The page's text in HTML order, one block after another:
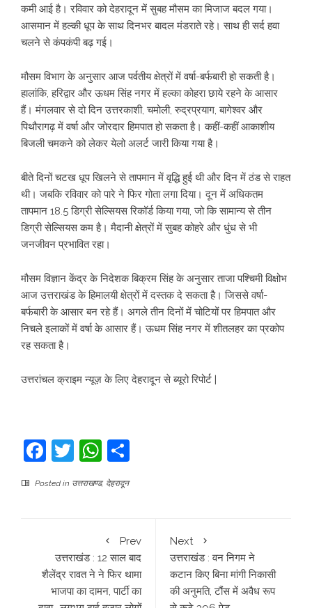
कमी आई है। रविवार को देहरादून में सुबह मौसम का मिजाज बदल गया।
आसमान में हल्की धूप के साथ दिनभर बादल मंडराते रहे। साथ ही सर्द हवा
चलने से कंपकंपी बढ़ गई।
मौसम विभाग के अनुसार आज पर्वतीय क्षेत्रों में वर्षा-बर्फबारी हो सकती है।
हालांकि, हरिद्वार और ऊधम सिंह नगर में हल्का कोहरा छाये रहने के आसार
हैं। मंगलवार से दो दिन उत्तरकाशी, चमोली, रुद्रप्रयाग, बागेश्वर और
पिथौरागढ़ में वर्षा और जोरदार हिमपात हो सकता है। कहीं-कहीं आकाशीय
बिजली चमकने को लेकर येलो अलर्ट जारी किया गया है।
बीते दिनों चटख धूप खिलने से तापमान में वृद्धि हुई थी और दिन में ठंड से राहत
थी। जबकि रविवार को पारे ने फिर गोता लगा दिया। दून में अधिकतम
तापमान 18.5 डिग्री सेल्सियस रिकॉर्ड किया गया, जो कि सामान्य से तीन
डिग्री सेल्सियस कम है। मैदानी क्षेत्रों में सुबह कोहरे और धुंध से भी
जनजीवन प्रभावित रहा।
मौसम विज्ञान केंद्र के निदेशक बिक्रम सिंह के अनुसार ताजा पश्चिमी विक्षोभ
आज उत्तराखंड के हिमालयी क्षेत्रों में दस्तक दे सकता है। जिससे वर्षा-
बर्फबारी के आसार बन रहे हैं। अगले तीन दिनों में चोटियों पर हिमपात और
निचले इलाकों में वर्षा के आसार हैं। ऊधम सिंह नगर में शीतलहर का प्रकोप
रह सकता है।
उत्तरांचल क्राइम न्यूज़ के लिए देहरादून से ब्यूरो रिपोर्ट |
Facebook
TwitterWhatsApp
Posted in उत्तराखण्ड, देहरादून
Prev
उत्तराखंड : 12 साल बाद
शैलेंद्र रावत ने ने फिर थामा
भाजपा का दामन, पार्टी का
Next
उत्तराखंड : वन निगम ने
कटान किए बिना मांगी निकासी
की अनुमति, टौंस में अवैध रूप